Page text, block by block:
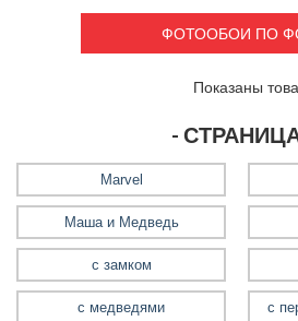
Карты
Еда и напитки
Транспорт
Фэнтези
Дорога
Ангелы
ФОТООБОИ ПО
Показаны
-
Marvel
Маша и Медведь
с замком
с медведями с